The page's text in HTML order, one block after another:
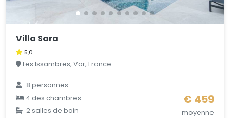
Villa Sara
5,0
Les Issambres, Var, France
8 personnes
4 des chambres
2 salles de bain
€ 459
moyenne